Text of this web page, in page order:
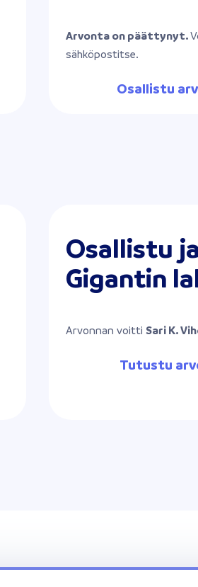
Arvonta on päättynyt.
sähköpostitse.
Osallistu
Osallistu
Gigantin
Arvonnan voittiSari K.
Tutustu